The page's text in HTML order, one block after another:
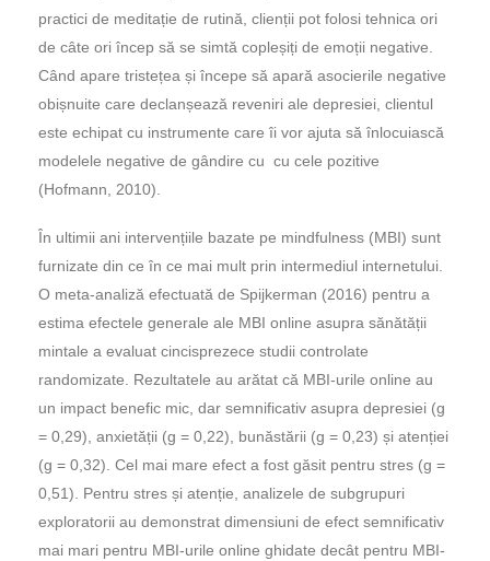
practici de meditație de rutină, clienții pot folosi tehnica ori
de câte ori încep să se simtă copleșiți de emoții negative.
Când apare tristețea și începe să apară asocierile negative
obișnuite care declanșează reveniri ale depresiei, clientul
este echipat cu instrumente care îi vor ajuta să înlocuiască
modelele negative de gândire cu cu cele pozitive
(Hofmann, 2010).
În ultimii ani intervențiile bazate pe mindfulness (MBI) sunt
furnizate din ce în ce mai mult prin intermediul internetului.
O meta-analiză efectuată de Spijkerman (2016) pentru a
estima efectele generale ale MBI online asupra sănătății
mintale a evaluat cincisprezece studii controlate
randomizate. Rezultatele au arătat că MBI-urile online au
un impact benefic mic, dar semnificativ asupra depresiei (g
= 0,29), anxietății (g = 0,22), bunăstării (g = 0,23) și atenției
(g = 0,32). Cel mai mare efect a fost găsit pentru stres (g =
0,51). Pentru stres și atenție, analizele de subgrupuri
exploratorii au demonstrat dimensiuni de efect semnificativ
mai mari pentru MBI-urile online ghidate decât pentru MBI-